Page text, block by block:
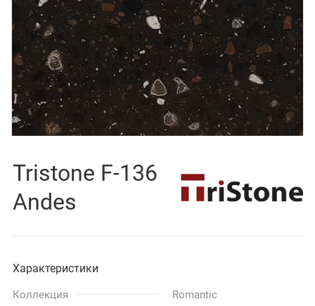
Tristone F-136
Andes
Характеристики
Коллекция
Romantic